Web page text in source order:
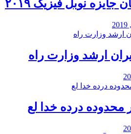
جایزه نوبل فیزیک ۲۰۱۹
ارشد وزارت راه
محدوده درده خدا لع